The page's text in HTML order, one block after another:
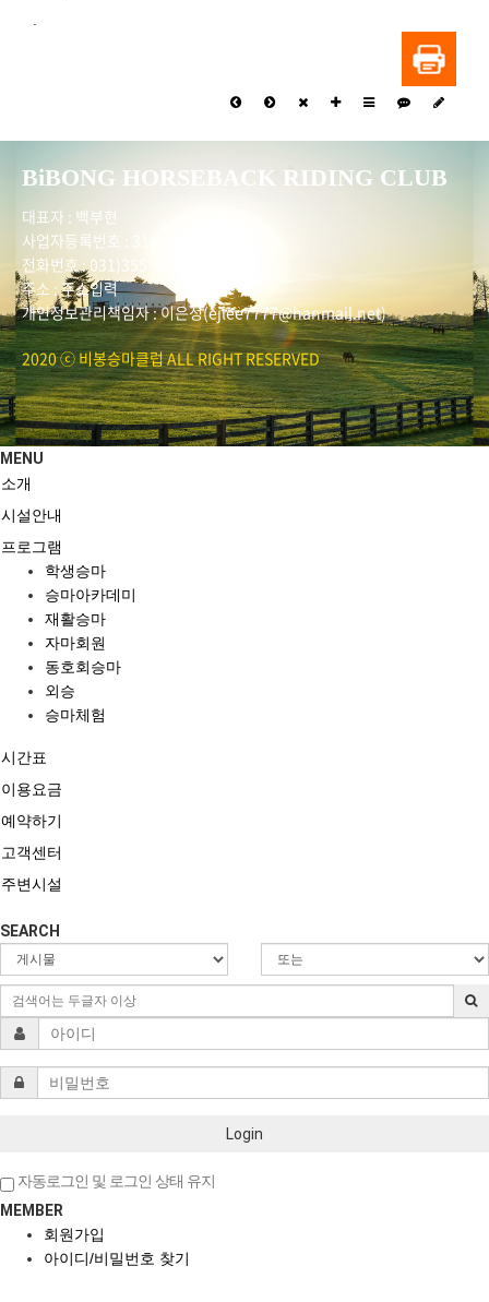
BiBONG HORSEBACK RIDING CLUB
대표자 : 백부현
사업자등록번호 : 314-43-00551
전화번호 : 031)355-8518
주소 : 주소입력
개인정보관리책임자 : 이은정(ejlee7777@hanmail.net)
2020 ⓒ 비봉승마클럽 ALL RIGHT RESERVED
MENU
소개
시설안내
프로그램
학생승마
승마아카데미
재활승마
자마회원
동호회승마
외승
승마체험
시간표
이용요금
예약하기
고객센터
주변시설
SEARCH
Login
자동로그인 및 로그인 상태 유지
MEMBER
회원가입
아이디/비밀번호 찾기